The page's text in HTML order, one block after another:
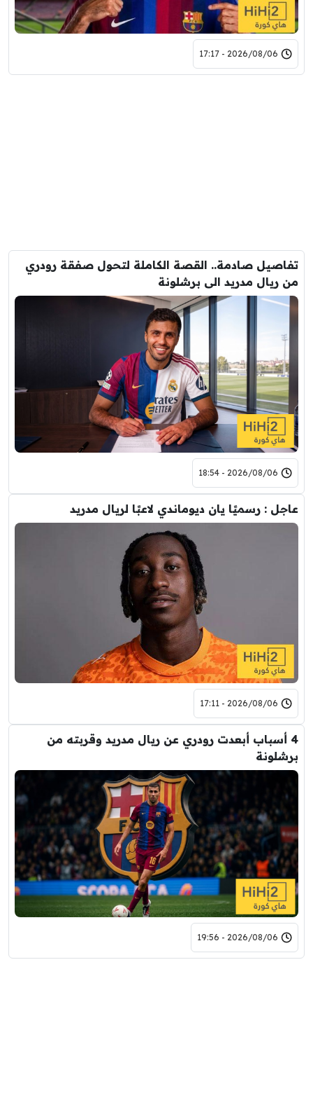
2026/08/06 - 17:17
تفاصيل صادمة.. القصة الكاملة لتحول صفقة رودري
من ريال مدريد الى برشلونة
2026/08/06 - 18:54
عاجل : رسميًا يان ديوماندي لاعبًا لريال مدريد
2026/08/06 - 17:11
4 أسباب أبعدت رودري عن ريال مدريد وقربته من
برشلونة
2026/08/06 - 19:56